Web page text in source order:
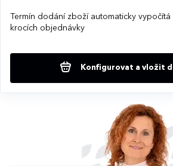
Termín dodání zboží automaticky vypočítá
krocích objednávky
Konfigurovat a vložit